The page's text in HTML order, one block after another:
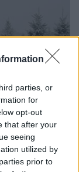
parties, or
for
opt-out
that after your
seeing
utilized by
prior to